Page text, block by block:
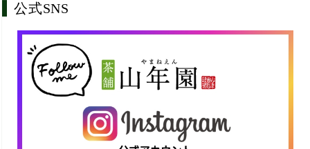
公式SNS